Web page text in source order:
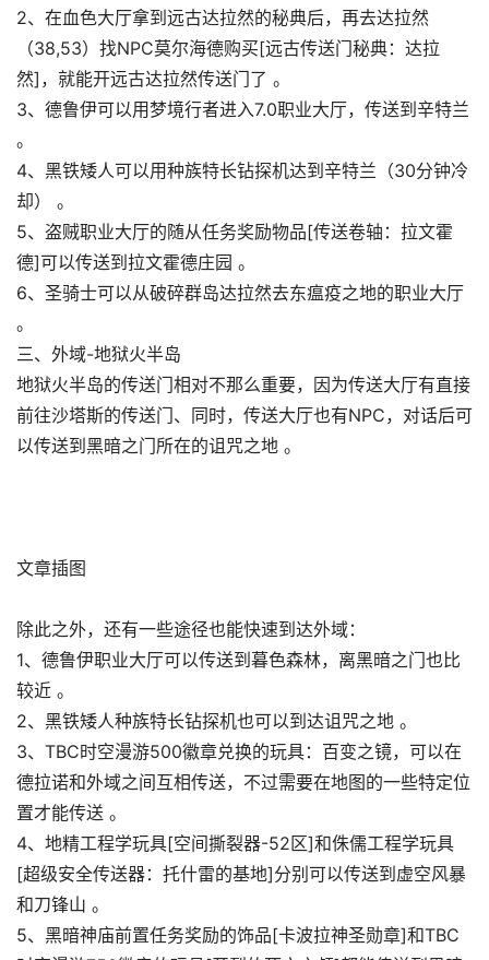
2、在血色大厅拿到远古达拉然的秘典后，再去达拉然
（38,53）找NPC莫尔海德购买[远古传送门秘典：达拉
然]，就能开远古达拉然传送门了 。
3、德鲁伊可以用梦境行者进入7.0职业大厅，传送到辛特兰
。
4、黑铁矮人可以用种族特长钻探机达到辛特兰（30分钟冷
却） 。
5、盗贼职业大厅的随从任务奖励物品[传送卷轴：拉文霍
德]可以传送到拉文霍德庄园 。
6、圣骑士可以从破碎群岛达拉然去东瘟疫之地的职业大厅
。
三、外域-地狱火半岛
地狱火半岛的传送门相对不那么重要，因为传送大厅有直接
前往沙塔斯的传送门、同时，传送大厅也有NPC，对话后可
以传送到黑暗之门所在的诅咒之地 。
文章插图
除此之外，还有一些途径也能快速到达外域：
1、德鲁伊职业大厅可以传送到暮色森林，离黑暗之门也比
较近 。
2、黑铁矮人种族特长钻探机也可以到达诅咒之地 。
3、TBC时空漫游500徽章兑换的玩具：百变之镜，可以在
德拉诺和外域之间互相传送，不过需要在地图的一些特定位
置才能传送 。
4、地精工程学玩具[空间撕裂器-52区]和侏儒工程学玩具
[超级安全传送器：托什雷的基地]分别可以传送到虚空风暴
和刀锋山 。
5、黑暗神庙前置任务奖励的饰品[卡波拉神圣勋章]和TBC